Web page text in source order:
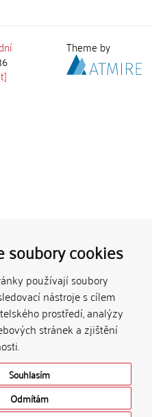
soubory cookies
používají soubory
nástroje s cílem
prostředí, analýzy
stránek a zjištění
Souhlasím
Odmítám
Theme by